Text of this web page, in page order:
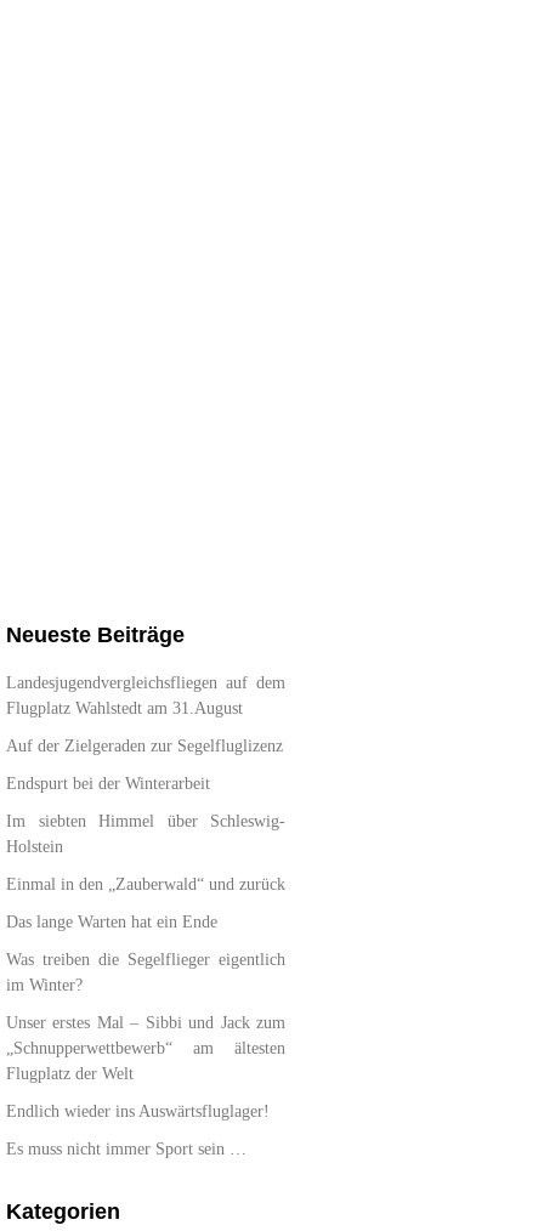
Neueste Beiträge
Landesjugendvergleichsfliegen auf dem
Flugplatz Wahlstedt am 31.August
Auf der Zielgeraden zur Segelfluglizenz
Endspurt bei der Winterarbeit
Im siebten Himmel über Schleswig-
Holstein
Einmal in den „Zauberwald“ und zurück
Das lange Warten hat ein Ende
Was treiben die Segelflieger eigentlich
im Winter?
Unser erstes Mal – Sibbi und Jack zum
„Schnupperwettbewerb“ am ältesten
Flugplatz der Welt
Endlich wieder ins Auswärtsfluglager!
Es muss nicht immer Sport sein …
Kategorien